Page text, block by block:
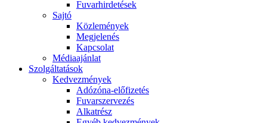
Fuvarhirdetések
Sajtó
Közlemények
Megjelenés
Kapcsolat
Médiaajánlat
Szolgáltatások
Kedvezmények
Adózóna-előfizetés
Fuvarszervezés
Alkatrész